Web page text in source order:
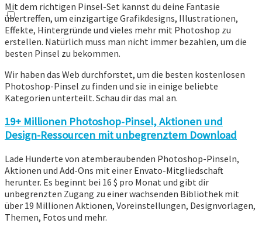
Mit dem richtigen Pinsel-Set kannst du deine Fantasie
übertreffen, um einzigartige Grafikdesigns, Illustrationen,
Effekte, Hintergründe und vieles mehr mit Photoshop zu
erstellen. Natürlich muss man nicht immer bezahlen, um die
besten Pinsel zu bekommen.
Wir haben das Web durchforstet, um die besten kostenlosen
Photoshop-Pinsel zu finden und sie in einige beliebte
Kategorien unterteilt. Schau dir das mal an.
19+ Millionen Photoshop-Pinsel, Aktionen und
Design-Ressourcen mit unbegrenztem Download
Lade Hunderte von atemberaubenden Photoshop-Pinseln,
Aktionen und Add-Ons mit einer Envato-Mitgliedschaft
herunter. Es beginnt bei 16 $ pro Monat und gibt dir
unbegrenzten Zugang zu einer wachsenden Bibliothek mit
über 19 Millionen Aktionen, Voreinstellungen, Designvorlagen,
Themen, Fotos und mehr.